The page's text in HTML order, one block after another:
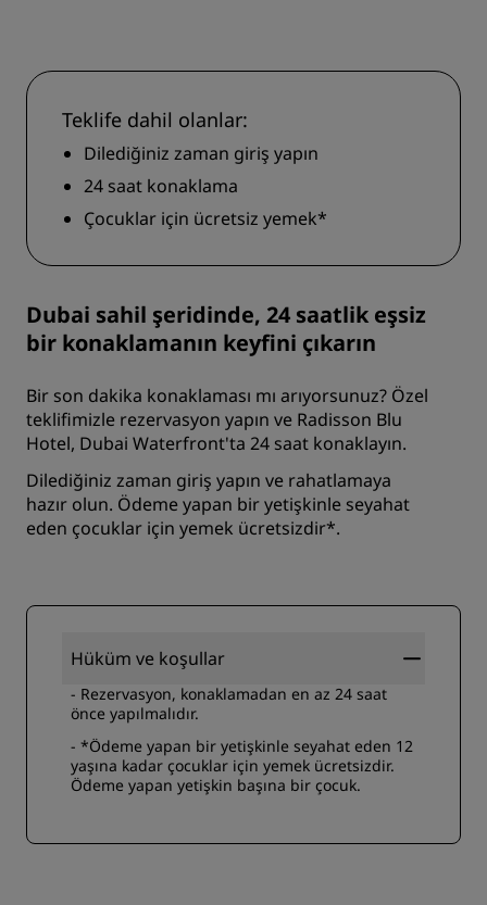
Dubai sahil şeridinde, 24 saatlik eşsiz
bir konaklamanın keyfini çıkarın
Bir son dakika konaklaması mı arıyorsunuz? Özel
teklifimizle rezervasyon yapın ve Radisson Blu
Hotel, Dubai Waterfront'ta 24 saat konaklayın.
Dilediğiniz zaman giriş yapın ve rahatlamaya
hazır olun. Ödeme yapan bir yetişkinle seyahat
eden çocuklar için yemek ücretsizdir*.
Teklife dahil olanlar:
Dilediğiniz zaman giriş yapın
24 saat konaklama
Çocuklar için ücretsiz yemek*
Hüküm ve koşullar
- Rezervasyon, konaklamadan en az 24 saat
önce yapılmalıdır.
- *Ödeme yapan bir yetişkinle seyahat eden 12
yaşına kadar çocuklar için yemek ücretsizdir.
Ödeme yapan yetişkin başına bir çocuk.